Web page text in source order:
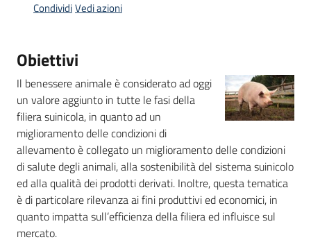
CondividiVedi azioni
Obiettivi
Il benessere animale è considerato ad oggi
un valore aggiunto in tutte le fasi della
filiera suinicola, in quanto ad un
miglioramento delle condizioni di
allevamento è collegato un miglioramento delle condizioni
di salute degli animali, alla sostenibilità del sistema suinicolo
ed alla qualità dei prodotti derivati. Inoltre, questa tematica
è di particolare rilevanza ai fini produttivi ed economici, in
quanto impatta sull’efficienza della filiera ed influisce sul
mercato.